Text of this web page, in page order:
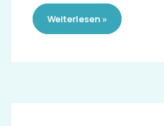
Weiterlesen »